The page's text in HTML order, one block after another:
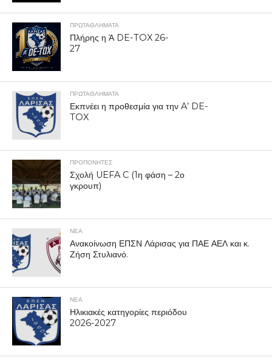
ΠΡΩΤΑΘΛΉΜΑΤΑ
Πλήρης η Ά DE-TOX 26-
27
ΠΡΩΤΑΘΛΉΜΑΤΑ
Εκπνέει η προθεσμία για την A’ DE-
TOX
ΠΡΟΠΟΝΗΤΈΣ
Σχολή UEFA C (1η φάση – 2ο
γκρουπ)
ΝΕΑ
Ανακοίνωση ΕΠΣΝ Λάρισας για ΠΑΕ ΑΕΛ και κ.
Ζήση Στυλιανό.
ΝΕΑ
Ηλικιακές κατηγορίες περιόδου
2026-2027